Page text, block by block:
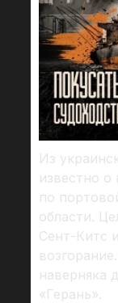
Из
известно
по
области.
Сент-Китс
наверняка
«Герань».